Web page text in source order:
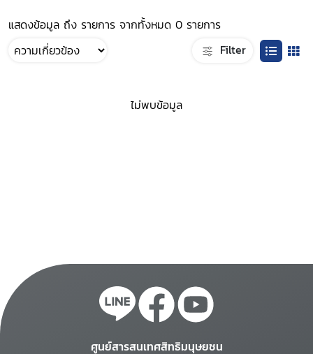
แสดงข้อมูล ถึง รายการ จากทั้งหมด 0 รายการ
Filter
ไม่พบข้อมูล
ศูนย์สารสนเทศสิทธิมนุษยชน